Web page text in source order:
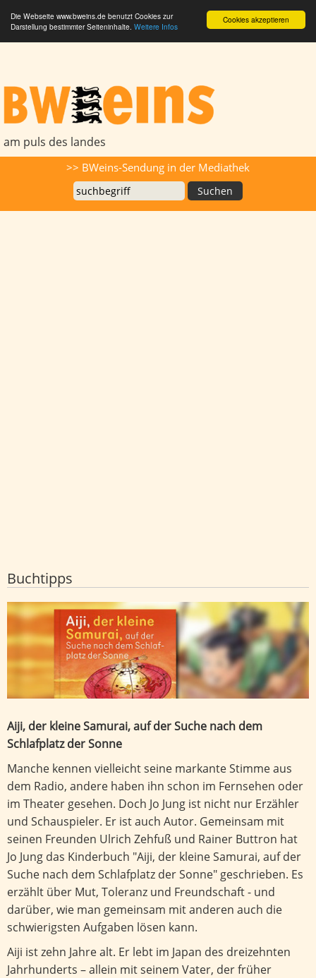
Cookies akzeptieren
Die Webseite www.bweins.de benutzt Cookies zur
Darstellung bestimmter Seiteninhalte. Weitere Infos
am puls des landes
>> BWeins-Sendung in der Mediathek
Buchtipps
Aiji, der kleine Samurai, auf der Suche nach dem
Schlafplatz der Sonne
Manche kennen vielleicht seine markante Stimme aus
dem Radio, andere haben ihn schon im Fernsehen oder
im Theater gesehen. Doch Jo Jung ist nicht nur Erzähler
und Schauspieler. Er ist auch Autor. Gemeinsam mit
seinen Freunden Ulrich Zehfuß und Rainer Buttron hat
Jo Jung das Kinderbuch "Aiji, der kleine Samurai, auf der
Suche nach dem Schlafplatz der Sonne" geschrieben. Es
erzählt über Mut, Toleranz und Freundschaft - und
darüber, wie man gemeinsam mit anderen auch die
schwierigsten Aufgaben lösen kann.
Aiji ist zehn Jahre alt. Er lebt im Japan des dreizehnten
Jahrhunderts – allein mit seinem Vater, der früher